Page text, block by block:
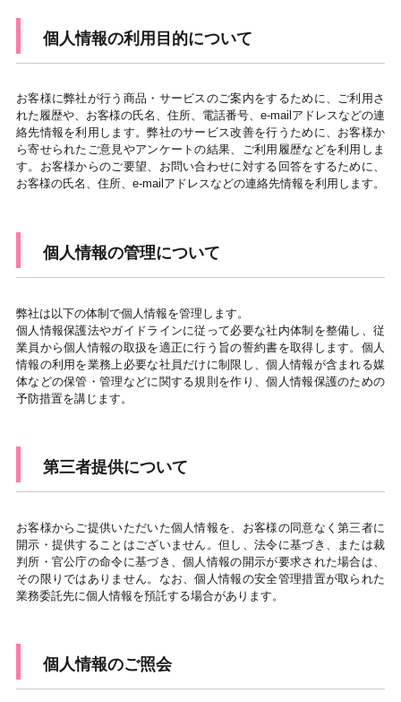
個人情報の利用目的について
お客様に弊社が行う商品・サービスのご案内をするために、ご利用さ
れた履歴や、お客様の氏名、住所、電話番号、e-mailアドレスなどの連
絡先情報を利用します。弊社のサービス改善を行うために、お客様か
ら寄せられたご意見やアンケートの結果、ご利用履歴などを利用しま
す。お客様からのご要望、お問い合わせに対する回答をするために、
お客様の氏名、住所、e-mailアドレスなどの連絡先情報を利用します。
個人情報の管理について
弊社は以下の体制で個人情報を管理します。
個人情報保護法やガイドラインに従って必要な社内体制を整備し、従
業員から個人情報の取扱を適正に行う旨の誓約書を取得します。個人
情報の利用を業務上必要な社員だけに制限し、個人情報が含まれる媒
体などの保管・管理などに関する規則を作り、個人情報保護のための
予防措置を講じます。
第三者提供について
お客様からご提供いただいた個人情報を、お客様の同意なく第三者に
開示・提供することはございません。但し、法令に基づき、または裁
判所・官公庁の命令に基づき、個人情報の開示が要求された場合は、
その限りではありません。なお、個人情報の安全管理措置が取られた
業務委託先に個人情報を預託する場合があります。
個人情報のご照会